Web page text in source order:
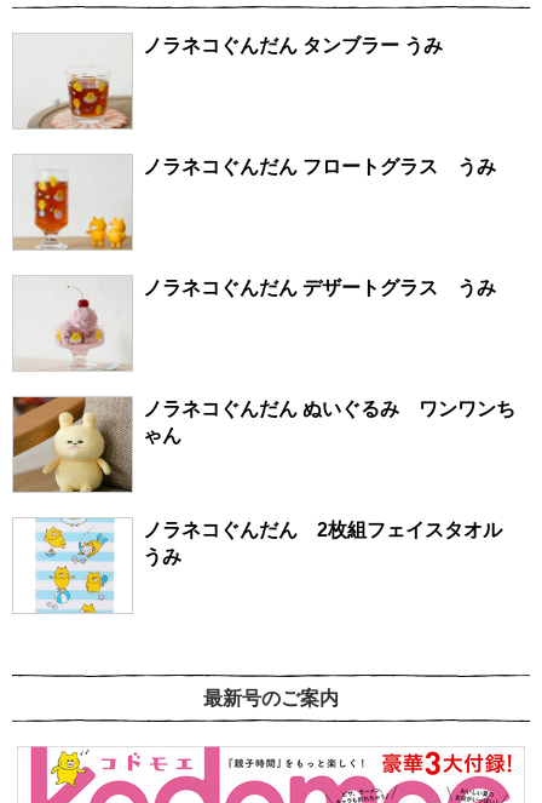
ノラネコぐんだん タンブラー うみ
ノラネコぐんだん フロートグラス うみ
ノラネコぐんだん デザートグラス うみ
ノラネコぐんだん ぬいぐるみ ワンワンち
ゃん
ノラネコぐんだん 2枚組フェイスタオル
うみ
最新号のご案内